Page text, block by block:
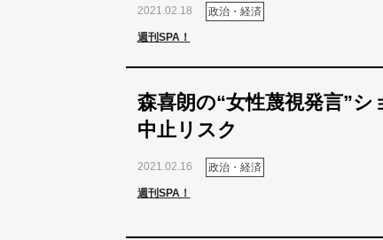
2021.02.18 政治・経済
週刊SPA！
森喜朗の“女性蔑視発言”
中止リスク
2021.02.16 政治・経済
週刊SPA！